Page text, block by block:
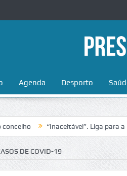
Agenda Desporto
“Inaceitável”. Liga para a
DE COVID-19